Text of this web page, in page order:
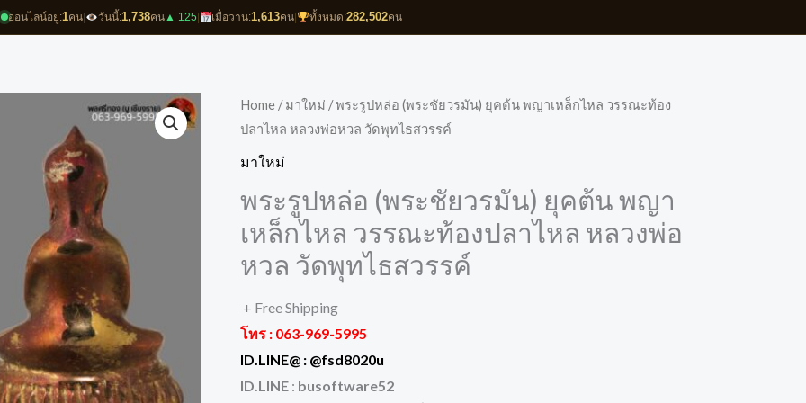
ออนไลน์อยู่:1คน วันนี้:1,738คน▲ 125 เมื่อวาน:1,613คน ทั้งหมด:282,502คน
Home /มาใหม่ / พระรูปหล่อ (พระชัยวรมัน) ยุคต้น พญาเหล็กไหล วรรณะท้อง
ปลาไหล หลวงพ่อหวล วัดพุทไธสวรรค์
มาใหม่
พระรูปหล่อ (พระชัยวรมัน) ยุคต้น พญา
เหล็กไหล วรรณะท้องปลาไหล หลวงพ่อ
หวล วัดพุทไธสวรรค์
+ Free Shipping
โทร : 063-969-5995
ID.LINE@ : @fsd8020u
ID.LINE : busoftware52